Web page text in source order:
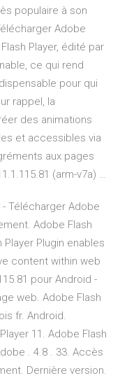
populaire à son
Adobe
Player, édité par
ce qui rend
pour qui
rappel, la
des animations
et accessibles via
aux pages
(arm-v7a) …
- Télécharger Adobe
Adobe Flash
Player Plugin enables
content within web
pour Android -
web. Adobe Flash
fr. Android.
11. Adobe Flash
. 4.8 . 33. Accès
Dernière version.